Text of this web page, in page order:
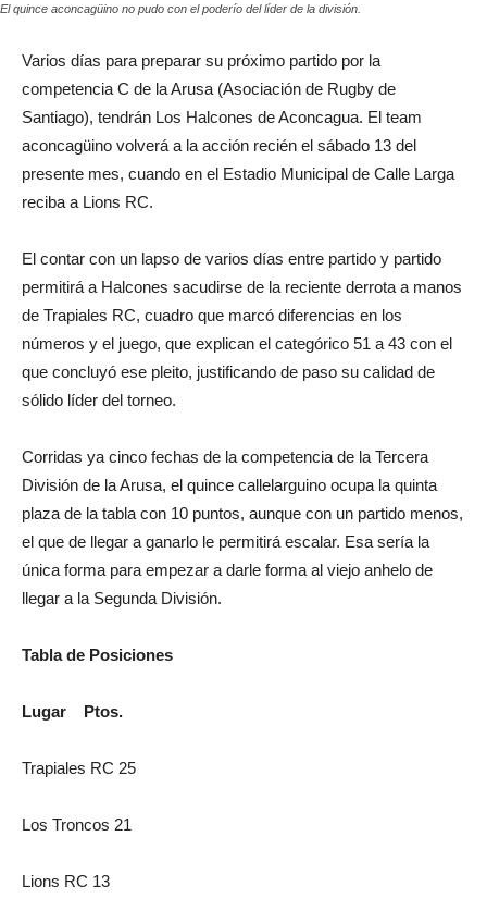
El quince aconcagüino no pudo con el poderío del líder de la división.
Varios días para preparar su próximo partido por la
competencia C de la Arusa (Asociación de Rugby de
Santiago), tendrán Los Halcones de Aconcagua. El team
aconcagüino volverá a la acción recién el sábado 13 del
presente mes, cuando en el Estadio Municipal de Calle Larga
reciba a Lions RC.
El contar con un lapso de varios días entre partido y partido
permitirá a Halcones sacudirse de la reciente derrota a manos
de Trapiales RC, cuadro que marcó diferencias en los
números y el juego, que explican el categórico 51 a 43 con el
que concluyó ese pleito, justificando de paso su calidad de
sólido líder del torneo.
Corridas ya cinco fechas de la competencia de la Tercera
División de la Arusa, el quince callelarguino ocupa la quinta
plaza de la tabla con 10 puntos, aunque con un partido menos,
el que de llegar a ganarlo le permitirá escalar. Esa sería la
única forma para empezar a darle forma al viejo anhelo de
llegar a la Segunda División.
Tabla de Posiciones
Lugar Ptos.
Trapiales RC 25
Los Troncos 21
Lions RC 13